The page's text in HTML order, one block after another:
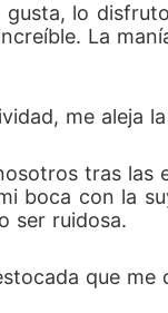
lo
La
me aleja
tras
boca con la
ser ruidosa.
que me